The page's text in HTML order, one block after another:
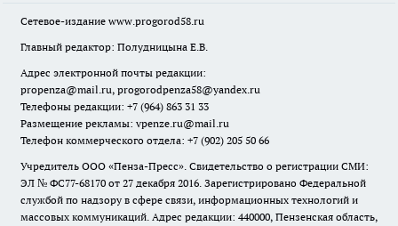
Сетевое-издание www.progorod58.ru
Главный редактор: Полудницына Е.В.
Адрес электронной почты редакции:
propenza@mail.ru, progorodpenza58@yandex.ru
Телефоны редакции: +7 (964) 863 31 33
Размещение рекламы: vpenze.ru@mail.ru
Телефон коммерческого отдела: +7 (902) 205 50 66
Учредитель ООО «Пенза-Пресс». Свидетельство о регистрации СМИ:
ЭЛ № ФС77-68170 от 27 декабря 2016. Зарегистрировано Федеральной
службой по надзору в сфере связи, информационных технологий и
массовых коммуникаций. Адрес редакции: 440000, Пензенская область,